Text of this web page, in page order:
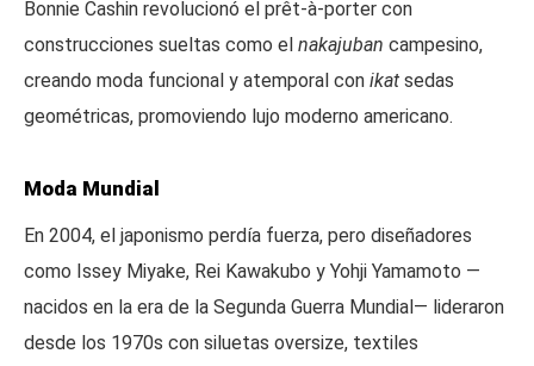
Bonnie Cashin revolucionó el prêt-à-porter con
construcciones sueltas como el nakajuban campesino,
creando moda funcional y atemporal con ikat sedas
geométricas, promoviendo lujo moderno americano.
Moda Mundial
En 2004, el japonismo perdía fuerza, pero diseñadores
como Issey Miyake, Rei Kawakubo y Yohji Yamamoto —
nacidos en la era de la Segunda Guerra Mundial— lideraron
desde los 1970s con siluetas oversize, textiles